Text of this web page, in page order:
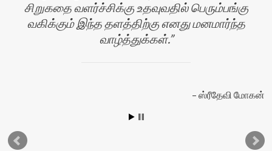
சிறுகதை வளர்ச்சிக்கு உதவுவதில் பெரும்பங்கு
வகிக்கும் இந்த தளத்திற்கு எனது மனமார்ந்த
வாழ்த்துக்கள்.
ஸ்ரீதேவி மோகன்